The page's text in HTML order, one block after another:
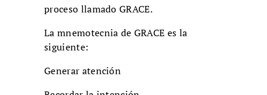
proceso llamado GRACE.
La mnemotecnia de GRACE es la
siguiente:
Generar atención